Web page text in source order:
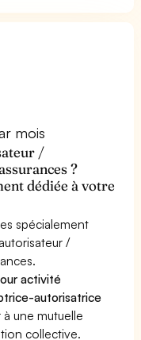
mois
/
?
dédiée à votre
spécialement
/
activité
autorisatrice
une mutuelle
collective.